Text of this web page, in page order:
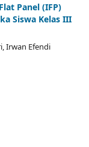
Panel (IFP)
Siswa Kelas III
Irwan Efendi